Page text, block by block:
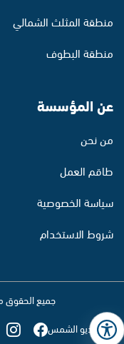
منطقة المثلث الشمالي
منطقة البطوف
عن المؤسسة
من نحن
طاقم العمل
سياسة الخصوصية
شروط الاستخدام
جميع الحقوق محفوظة
تابع راديو الشمس